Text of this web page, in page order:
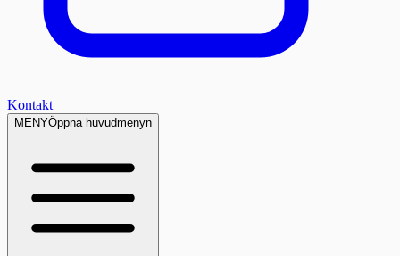
Kontakt
MENYÖppna huvudmenyn